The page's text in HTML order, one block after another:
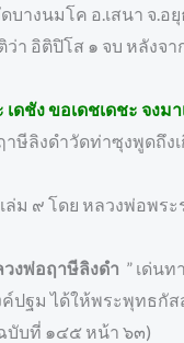
างนมโค อ.เสนา จ.อ
า อิติปิโส ๑ จบ หลัง
ดชัง ขอเดชเดชะ จงม
ษีลิงดำวัดท่าซุงพูดถึง
ม ๙ โดย หลวงพ่อพร
งพ่อฤาษีลิงดำ ” เด่น
ค์ปฐม ได้ให้พระพุทธกั
บที่ ๑๔๕ หน้า ๖๓)